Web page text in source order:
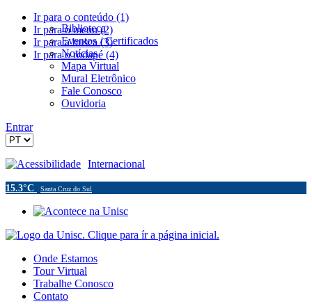
Ir para o conteúdo (1)
Ir para o menu (2)
Ir para a busca (3)
Ir para o rodapé (4)
Biblioteca
Eventos / Certificados
Notícias
Mapa Virtual
Mural Eletrônico
Fale Conosco
Ouvidoria
Entrar
Acessibilidade Internacional
15.3°C Santa Cruz do Sul
Onde Estamos
Tour Virtual
Trabalhe Conosco
Contato